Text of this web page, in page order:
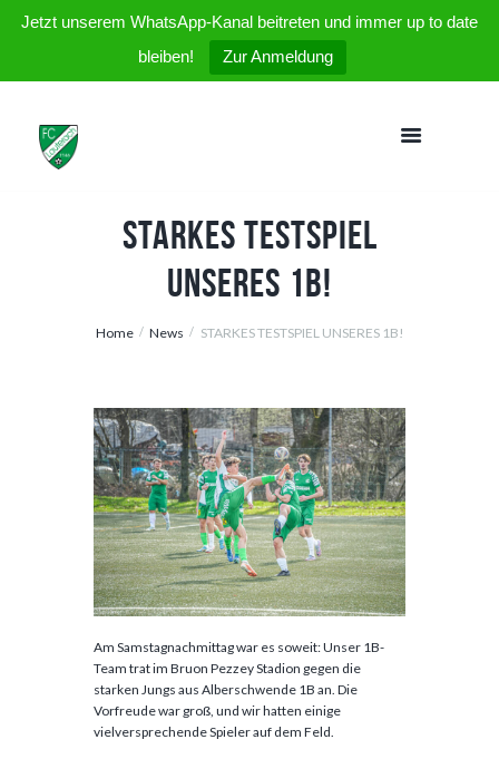
Jetzt unserem WhatsApp-Kanal beitreten und immer up to date
bleiben!
Zur Anmeldung
STARKES TESTSPIEL
UNSERES 1B!
Home News STARKES TESTSPIEL UNSERES 1B!
Am Samstagnachmittag war es soweit: Unser 1B-
Team trat im Bruon Pezzey Stadion gegen die
starken Jungs aus Alberschwende 1B an. Die
Vorfreude war groß, und wir hatten einige
vielversprechende Spieler auf dem Feld.